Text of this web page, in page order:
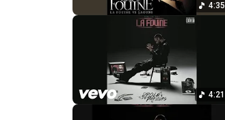
4:35
4:21